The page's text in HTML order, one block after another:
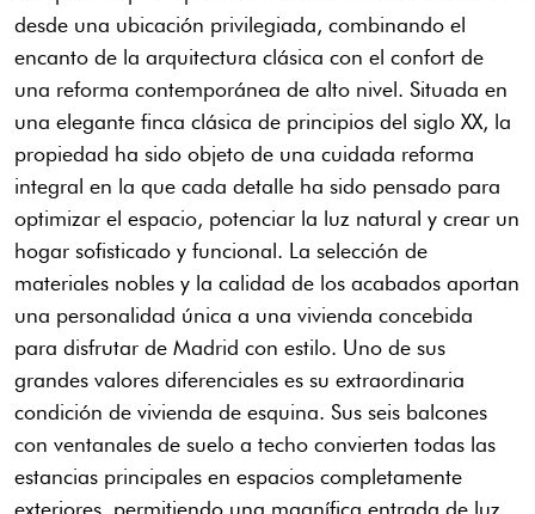
desde una ubicación privilegiada, combinando el
encanto de la arquitectura clásica con el confort de
una reforma contemporánea de alto nivel. Situada en
una elegante finca clásica de principios del siglo XX, la
propiedad ha sido objeto de una cuidada reforma
integral en la que cada detalle ha sido pensado para
optimizar el espacio, potenciar la luz natural y crear un
hogar sofisticado y funcional. La selección de
materiales nobles y la calidad de los acabados aportan
una personalidad única a una vivienda concebida
para disfrutar de Madrid con estilo. Uno de sus
grandes valores diferenciales es su extraordinaria
condición de vivienda de esquina. Sus seis balcones
con ventanales de suelo a techo convierten todas las
estancias principales en espacios completamente
exteriores, permitiendo una magnífica entrada de luz